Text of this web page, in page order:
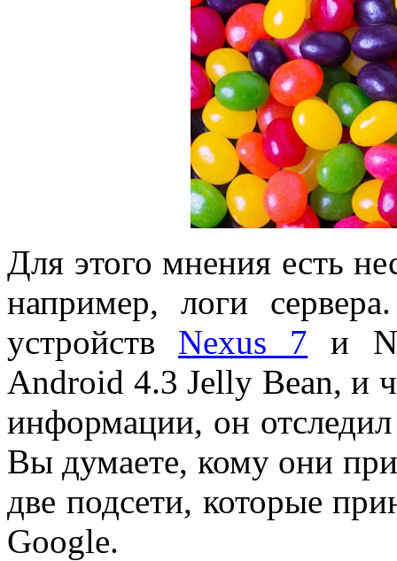
Для этого мнения есть
например, логи
устройств Nexus 7 и
Android 4.3 Jelly Bean, и
информации, он
Вы думаете, кому они
две подсети, которые
Google.